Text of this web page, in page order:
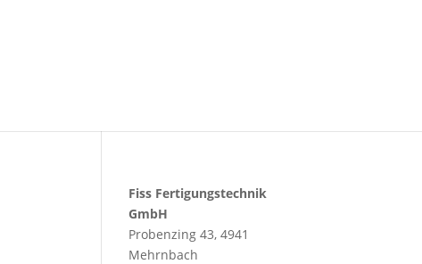
Fiss Fertigungstechnik
GmbH
Probenzing 43, 4941
Mehrnbach